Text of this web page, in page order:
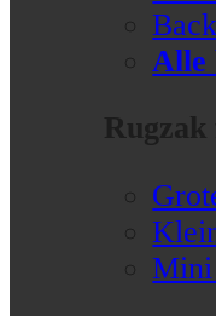
Alle
Mini